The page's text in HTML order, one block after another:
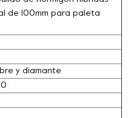
de 100mm para paleta
y diamante